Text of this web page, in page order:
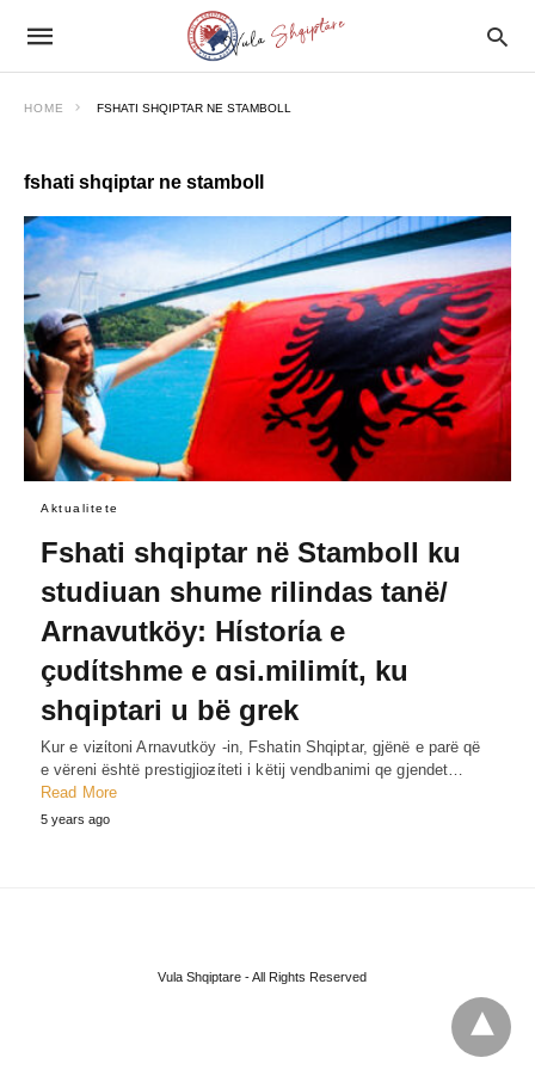
HOME FSHATI SHQIPTAR NE STAMBOLL
fshati shqiptar ne stamboll
Aktualitete
Fshati shqiptar në Stamboll ku
studiuan shume rilindas tanë/
Arnavutköy: Hίstorίa e
çυdίtshme e ɑsi.milimίt, ku
shqiptari u bë grek
Kur e viƶίtoni Arnavutköy -in, Fshatin Shqiptar, gjënë e parë që
e vëreni është prestigjioƶίteti i këtij vendbanimi qe gjendet…
Read More
5 years ago
Vula Shqiptare - All Rights Reserved